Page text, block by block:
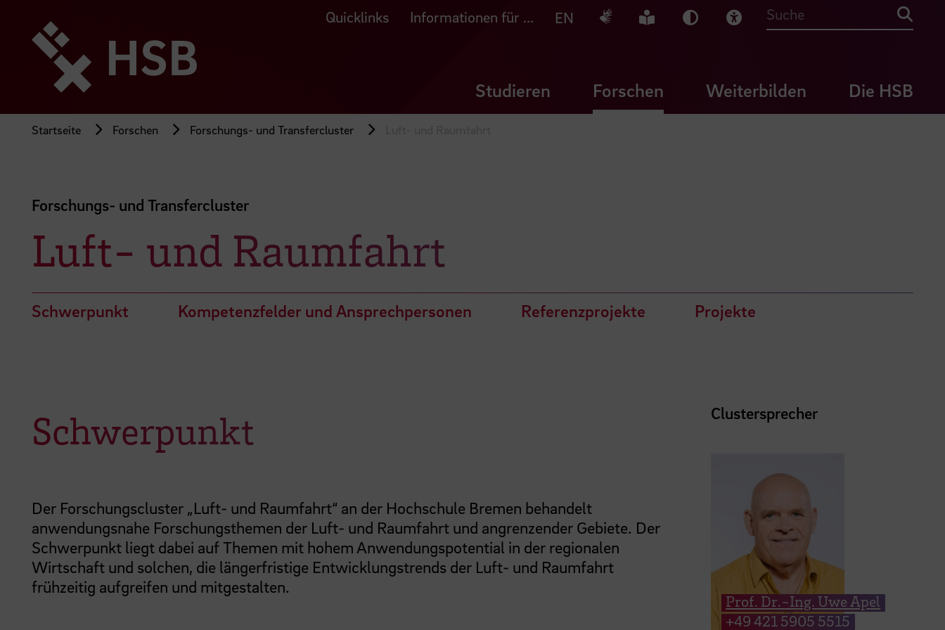
Seiteninhalt
springen
Quicklinks Informationen für ... EN Deutsche Gebärdensprache
Leichte Sprache
Dunkel-Modus
Visuelle Hilfe
Suche
Studieren Forschen Weiterbilden Die HSB
Startseite Forschen Forschungs- und Transfercluster
Forschungs- und Transfercluster
Luft- und Raumfahrt
Schwerpunkt Kompetenzfelder und Ansprechpersonen Referenzprojekte Projekte
Schwerpunkt
Der Forschungscluster „Luft- und Raumfahrt“ an der Hochschule Bremen behandelt
anwendungsnahe Forschungsthemen der Luft- und Raumfahrt und angrenzender Gebiete. Der
Schwerpunkt liegt dabei auf Themen mit hohem Anwendungspotential in der regionalen
Wirtschaft und solchen, die längerfristige Entwicklungstrends der Luft- und Raumfahrt
frühzeitig aufgreifen und mitgestalten.
Clustersprecher
Prof. Dr.-Ing. Uwe Apel
+49 421 5905 5515